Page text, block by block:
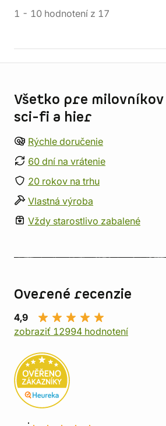
1 - 10 hodnotení z 17
Všetko pre
sci-fi a hier
Rýchle doručenie
60 dní na vrátenie
20 rokov na trhu
Vlastná výroba
Vždy starostlivo zabalené
Overené recenzie
4,9
zobraziť 12994 hodnotení